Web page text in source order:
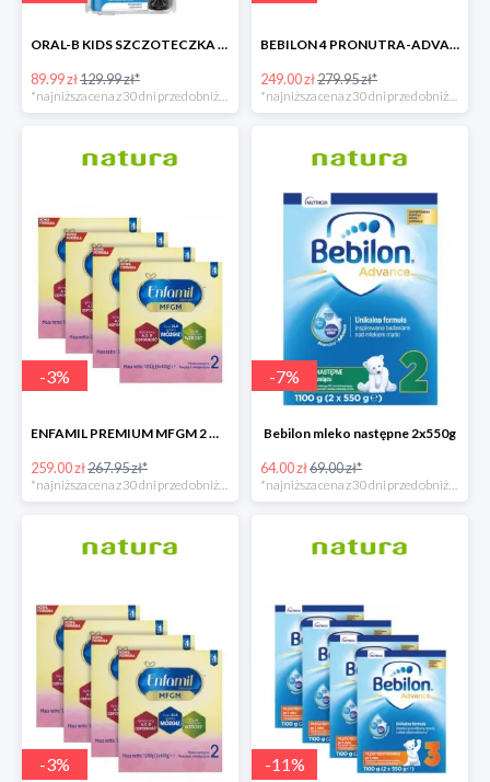
ORAL-B KIDS SZCZOTECZKA ELEKTRYCZNA GWIEZDNE WOJNY
89.99 zł129.99 zł*
*najniższa cena z 30 dni przed obniżką
BEBILON 4 PRONUTRA-ADVANCE MLEKO MODYFIKOWANE
249.00 zł279.95 zł*
*najniższa cena z 30 dni przed obniżką
-3%
ENFAMIL PREMIUM MFGM 2 MLEKO NASTĘPNE POWYŻEJ 6. MIESIĄCA ŻYCIA
259.00 zł267.95 zł*
-7%
Bebilon mleko następne 2x550g
64.00 zł69.00 zł*
-3% -11%